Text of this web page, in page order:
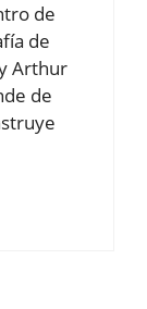
de
de
Arthur
de